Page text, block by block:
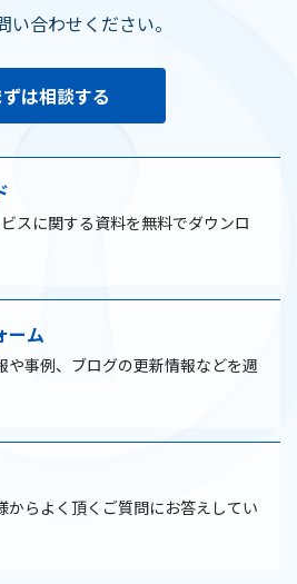
い合わせください。
ずは相談する
スに関する資料を無料でダウンロ
ーム
や事例、ブログの更新情報などを週
からよく頂くご質問にお答えしてい